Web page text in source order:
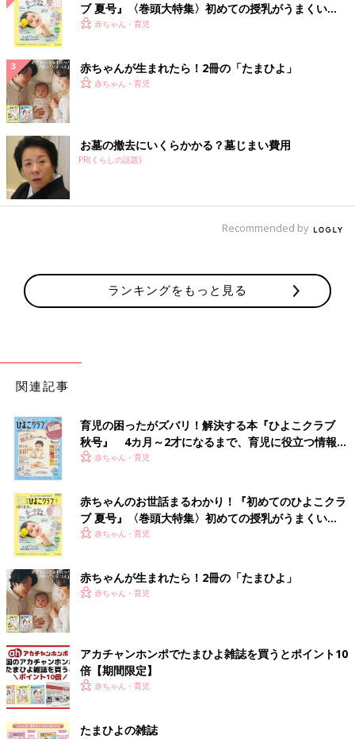
ブ 夏号』〈巻頭大特集〉初めての授乳がうまくい
く！ おっぱい・ミルクの基本と夏のトラブル 解決テ
赤ちゃん・育児
赤ちゃんが生まれたら！2冊の「たまひよ」
赤ちゃん・育児
お墓の撤去にいくらかかる？墓じまい費用
PR(くらしの話題)
Recommended by
ランキングをもっと見る
関連記事
育児の困ったがズバリ！解決する本『ひよこクラブ
秋号』 4カ月～2才になるまで、育児に役立つ情報が
いっぱい！
赤ちゃん・育児
赤ちゃんのお世話まるわかり！『初めてのひよこクラ
ブ 夏号』〈巻頭大特集〉初めての授乳がうまくい
く！ おっぱい・ミルクの基本と夏のトラブル 解決テ
赤ちゃん・育児
赤ちゃんが生まれたら！2冊の「たまひよ」
赤ちゃん・育児
アカチャンホンポでたまひよ雑誌を買うとポイント10
倍【期間限定】
赤ちゃん・育児
たまひよの雑誌